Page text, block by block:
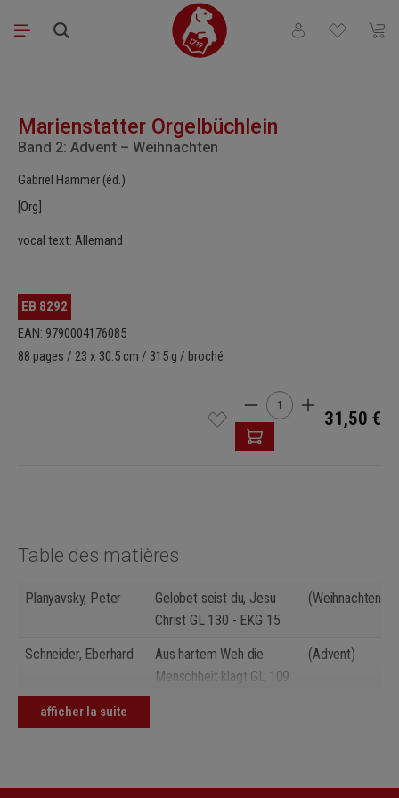
Passer au contenu principal
Vous avez 0Le
Marienstatter Orgelbüchlein
Band 2: Advent – Weihnachten
Gabriel Hammer (éd.)
[Org]
vocal text: Allemand
EB 8292
EAN: 9790004176085
88 pages / 23 x 30.5 cm / 315 g / broché
Quantité de produit :
31,50 €
Table des matières
Planyavsky, Peter
Gelobet seist du, Jesu
Christ GL 130 - EKG 15
(Weihnachten/
Schneider, Eberhard
Aus hartem Weh die
Menschheit klagt GL 109
(Advent)
Schroeder, Hermann
Wolfgang
Herre Christ GL 131
afficher la suite